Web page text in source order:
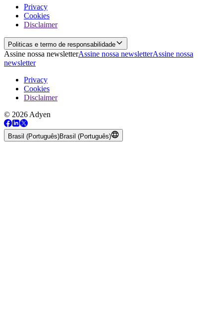
Privacy
Cookies
Disclaimer
Politicas e termo de responsabilidade
Assine nossa newsletterAssine nossa newsletterAssine nossa
newsletter
Privacy
Cookies
Disclaimer
© 2026 Adyen
Brasil (Português)Brasil (Português)